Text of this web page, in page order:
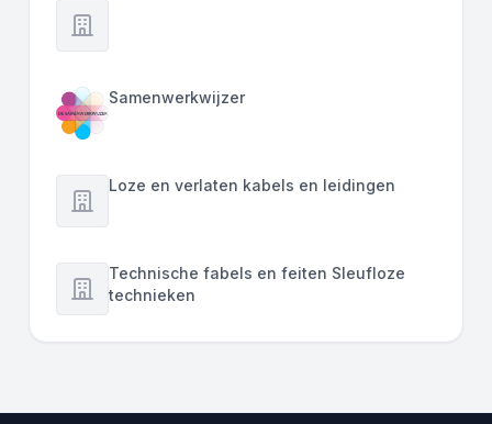
Samenwerkwijzer
Loze en verlaten kabels en leidingen
Technische fabels en feiten Sleufloze
technieken